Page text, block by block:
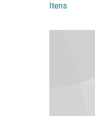
Itens